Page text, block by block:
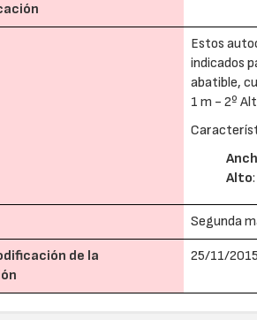
Estos
indicados
abatible,
1 m - 2º
Alto
Segunda
de la
25/11/